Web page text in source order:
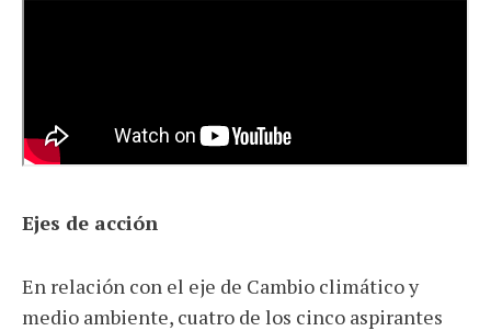
Ejes de acción
En relación con el eje de Cambio climático y
medio ambiente, cuatro de los cinco aspirantes